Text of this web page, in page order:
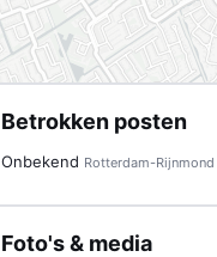
Betrokken posten
Onbekend Rotterdam-Rijnmond
Foto's & media